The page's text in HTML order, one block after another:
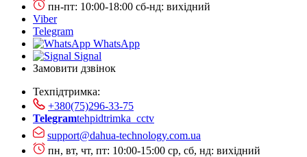
пн-пт: 10:00-18:00 сб-нд: вихідний
Viber
Telegram
WhatsApp
Signal
Замовити дзвінок
Техпідтримка:
+380(75)296-33-75
Telegramtehpidtrimka_cctv
support@dahua-technology.com.ua
пн, вт, чт, пт: 10:00-15:00 ср, сб, нд: вихідний